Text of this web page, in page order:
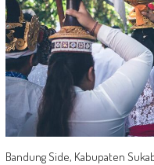
Bandung Side, Kabupaten